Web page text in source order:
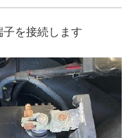
を接続します